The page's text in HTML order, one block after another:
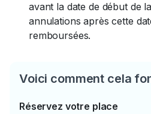
avant la date de début de
annulations après cette
remboursées.
Voici comment cela
Réservez votre place